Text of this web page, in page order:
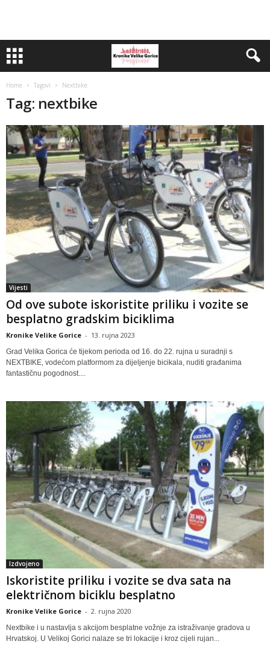
Home Tagovi Nextbike
Tag: nextbike
Vijesti
Od ove subote iskoristite priliku i vozite se
besplatno gradskim biciklima
Kronike Velike Gorice - 13. rujna 2023
Grad Velika Gorica će tijekom perioda od 16. do 22. rujna u suradnji s
NEXTBIKE, vodećom platformom za dijeljenje bicikala, nuditi građanima
fantastičnu pogodnost....
Izdvojeno
Iskoristite priliku i vozite se dva sata na
električnom biciklu besplatno
Kronike Velike Gorice - 2. rujna 2020
Nextbike i u nastavlja s akcijom besplatne vožnje za istraživanje gradova u
Hrvatskoj. U Velikoj Gorici nalaze se tri lokacije i kroz cijeli rujan...